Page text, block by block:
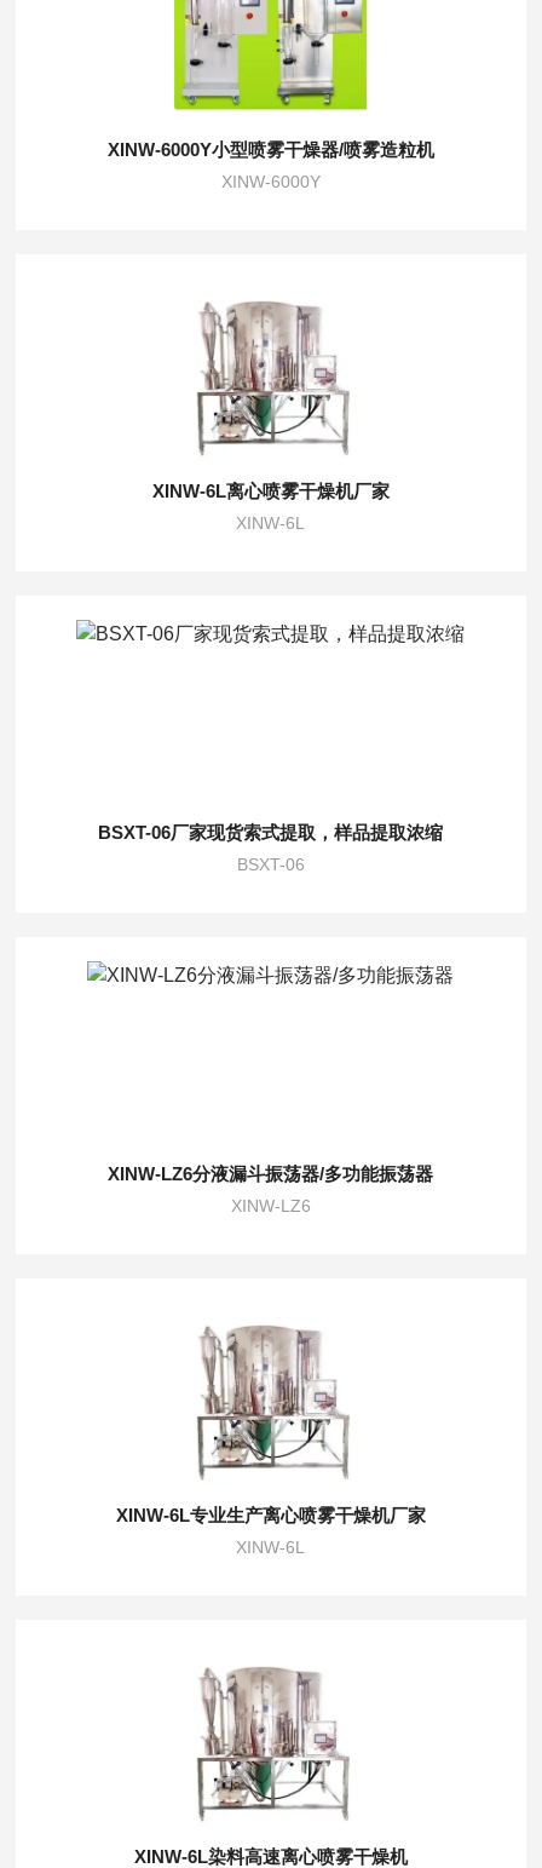
XINW-6000Y小型喷雾干燥器/喷雾造粒机
XINW-6000Y
XINW-6L离心喷雾干燥机厂家
XINW-6L
BSXT-06厂家现货索式提取，样品提取浓缩
BSXT-06
XINW-LZ6分液漏斗振荡器/多功能振荡器
XINW-LZ6
XINW-6L专业生产离心喷雾干燥机厂家
XINW-6L
XINW-6L染料高速离心喷雾干燥机